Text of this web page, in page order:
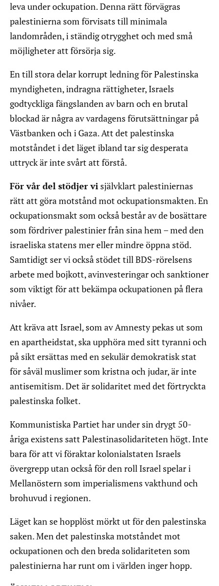
leva under ockupation. Denna rätt förvägras
palestinierna som förvisats till minimala
landområden, i ständig otrygghet och med små
möjligheter att försörja sig.
En till stora delar korrupt ledning för Palestinska
myndigheten, indragna rättigheter, Israels
godtyckliga fängslanden av barn och en brutal
blockad är några av vardagens förutsättningar på
Västbanken och i Gaza. Att det palestinska
motståndet i det läget ibland tar sig desperata
uttryck är inte svårt att förstå.
För vår del stödjer vi självklart palestiniernas
rätt att göra motstånd mot ockupationsmakten. En
ockupationsmakt som också består av de bosättare
som fördriver palestinier från sina hem – med den
israeliska statens mer eller mindre öppna stöd.
Samtidigt ser vi också stödet till BDS-rörelsens
arbete med bojkott, avinvesteringar och sanktioner
som viktigt för att bekämpa ockupationen på flera
nivåer.
Att kräva att Israel, som av Amnesty pekas ut som
en apartheidstat, ska upphöra med sitt tyranni och
på sikt ersättas med en sekulär demokratisk stat
för såväl muslimer som kristna och judar, är inte
antisemitism. Det är solidaritet med det förtryckta
palestinska folket.
Kommunistiska Partiet har under sin drygt 50-
åriga existens satt Palestinasolidariteten högt. Inte
bara för att vi föraktar kolonialstaten Israels
övergrepp utan också för den roll Israel spelar i
Mellanöstern som imperialismens vakthund och
brohuvud i regionen.
Läget kan se hopplöst mörkt ut för den palestinska
saken. Men det palestinska motståndet mot
ockupationen och den breda solidariteten som
palestinierna har runt om i världen inger hopp.